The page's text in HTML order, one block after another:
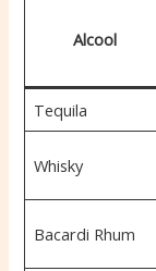
Alcool
Tequila
Whisky
Bacardi Rhum